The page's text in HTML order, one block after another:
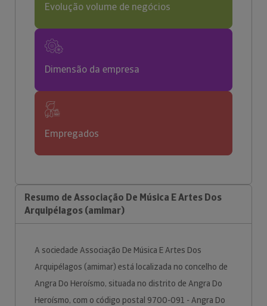
Evolução volume de negócios
Dimensão da empresa
Empregados
Resumo de Associação De Música E Artes Dos
Arquipélagos (amimar)
A sociedade Associação De Música E Artes Dos
Arquipélagos (amimar) está localizada no concelho de
Angra Do Heroísmo, situada no distrito de Angra Do
Heroísmo, com o código postal 9700-091 - Angra Do